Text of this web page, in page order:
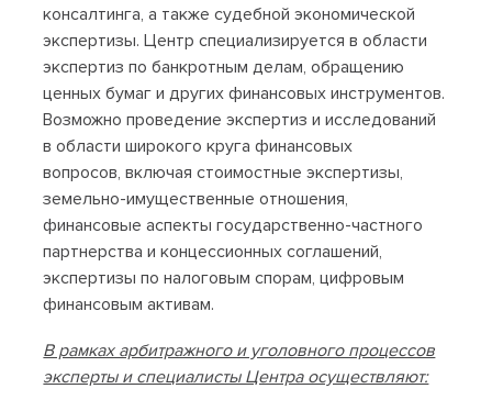
консалтинга, а также судебной экономической
экспертизы. Центр специализируется в области
экспертиз по банкротным делам, обращению
ценных бумаг и других финансовых инструментов.
Возможно проведение экспертиз и исследований
в области широкого круга финансовых
вопросов, включая стоимостные экспертизы,
земельно-имущественные отношения,
финансовые аспекты государственно-частного
партнерства и концессионных соглашений,
экспертизы по налоговым спорам, цифровым
финансовым активам.
В рамках арбитражного и уголовного процессов
эксперты и специалисты Центра осуществляют: